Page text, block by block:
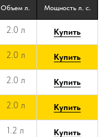
Объем л. Мощность л. с.
2.0 л Купить
2.0 л Купить
2.0 л Купить
2.0 л Купить
1.2 л Купить